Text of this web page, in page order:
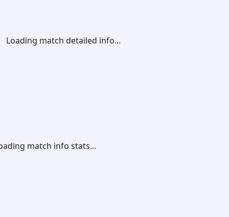
Loading match detailed info...
match info stats...